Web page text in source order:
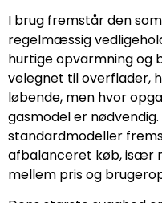
I brug fremstår den
regelmæssig
hurtige opvarmning og
velegnet til overflader,
løbende, men hvor
gasmodel er
standardmodeller
afbalanceret køb, især
mellem pris og